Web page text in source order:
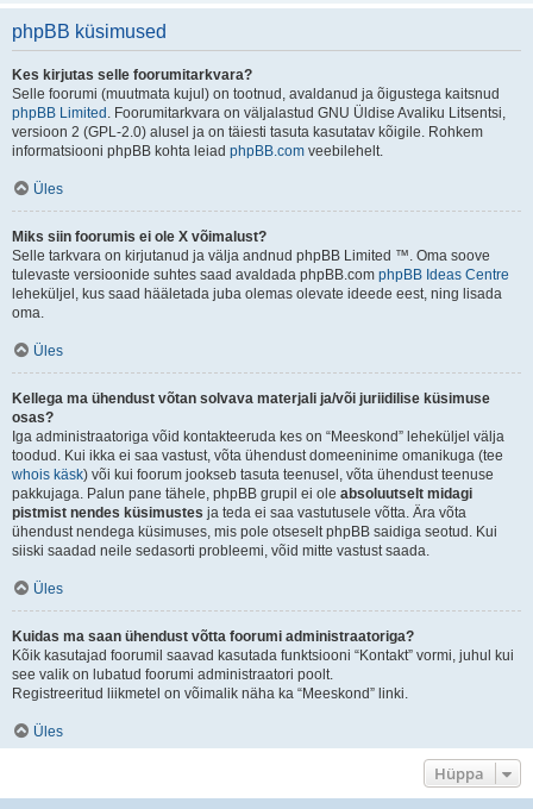
phpBB küsimused
Kes kirjutas selle foorumitarkvara?
Selle foorumi (muutmata kujul) on tootnud, avaldanud ja õigustega kaitsnud
phpBB Limited . Foorumitarkvara on väljalastud GNU Üldise Avaliku Litsentsi,
versioon 2 (GPL-2.0) alusel ja on täiesti tasuta kasutatav kõigile. Rohkem
informatsiooni phpBB kohta leiad phpBB.com veebilehelt.
Üles
Miks siin foorumis ei ole X võimalust?
Selle tarkvara on kirjutanud ja välja andnud phpBB Limited ™. Oma soove
tulevaste versioonide suhtes saad avaldada phpBB.com phpBB Ideas Centre
leheküljel, kus saad hääletada juba olemas olevate ideede eest, ning lisada
oma.
Üles
Kellega ma ühendust võtan solvava materjali ja/või juriidilise küsimuse
osas?
Iga administraatoriga võid kontakteeruda kes on “Meeskond” leheküljel välja
toodud. Kui ikka ei saa vastust, võta ühendust domeeninime omanikuga (tee
whois käsk) või kui foorum jookseb tasuta teenusel, võta ühendust teenuse
pakkujaga. Palun pane tähele, phpBB grupil ei ole absoluutselt midagi
pistmist nendes küsimustes ja teda ei saa vastutusele võtta. Ära võta
ühendust nendega küsimuses, mis pole otseselt phpBB saidiga seotud. Kui
siiski saadad neile sedasorti probleemi, võid mitte vastust saada.
Üles
Kuidas ma saan ühendust võtta foorumi administraatoriga?
Kõik kasutajad foorumil saavad kasutada funktsiooni “Kontakt” vormi, juhul kui
see valik on lubatud foorumi administraatori poolt.
Registreeritud liikmetel on võimalik näha ka “Meeskond” linki.
Üles
Hüppa